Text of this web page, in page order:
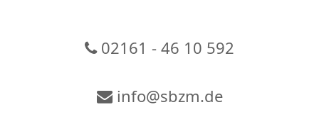
02161 - 46 10 592
info@sbzm.de